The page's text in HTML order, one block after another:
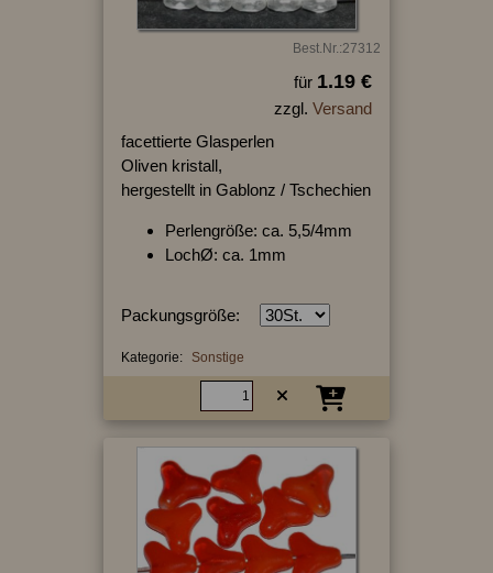
Best.Nr.:27312
für 1.19 €
zzgl. Versand
facettierte Glasperlen
Oliven kristall,
hergestellt in Gablonz / Tschechien
Perlengröße: ca. 5,5/4mm
LochØ: ca. 1mm
Packungsgröße:
Kategorie: Sonstige